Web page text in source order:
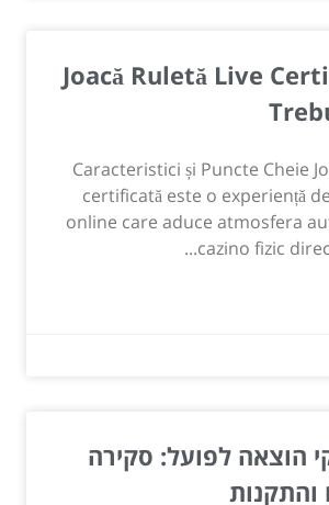
Joacă Ruletă Live
Caracteristici și Puncte Cheie
certificată este o experiență
online care aduce atmosfera
cazino fizic
הוצאה לפועל: סקירה
והתקנות